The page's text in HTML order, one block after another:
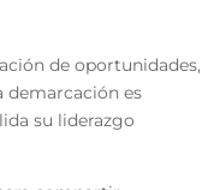
de oportunidades,
demarcación es
su liderazgo